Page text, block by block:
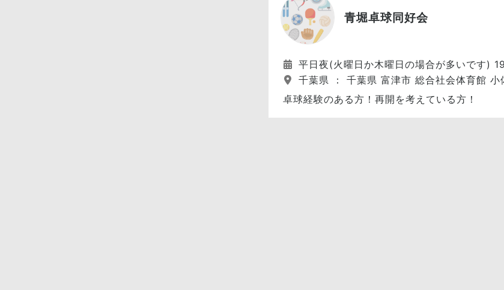
青堀卓球同好会
平日夜(火曜日か木曜日の場合が多いです) 19
千葉県 ： 千葉県 富津市 総合社会体育館
卓球経験のある方！再開を考えている方！